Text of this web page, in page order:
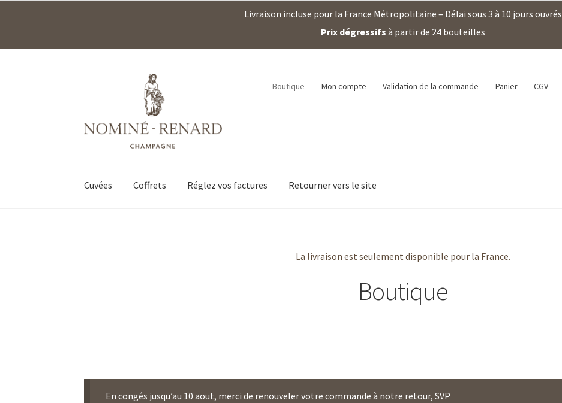
Livraison incluse pour la France Métropolitaine – Délai sous 3 à 10 jours ouvrés
Prix dégressifs à partir de 24 bouteilles
navigation
Boutique Mon compte Validation de la commande Panier CGV
Cuvées Coffrets Réglez vos factures Retourner vers le site
La livraison est seulement disponible pour la France.
Boutique
En congés jusqu’au 10 aout, merci de renouveler votre commande à notre retour, SVP